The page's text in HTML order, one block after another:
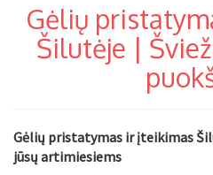
Gėlių
Šilutėje |
Gėlių pristatymas ir įteikimas
jūsų artimiesiems